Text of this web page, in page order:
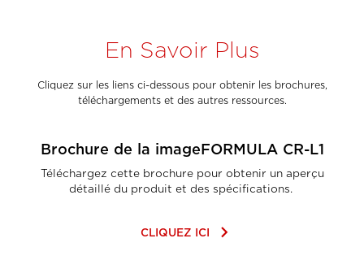
En Savoir Plus
Cliquez sur les liens ci-dessous pour obtenir les brochures,
téléchargements et des autres ressources.
Brochure de la imageFORMULA CR-L1
Téléchargez cette brochure pour obtenir un aperçu
détaillé du produit et des spécifications. ​
CLIQUEZ ICI keyboard_arrow_right